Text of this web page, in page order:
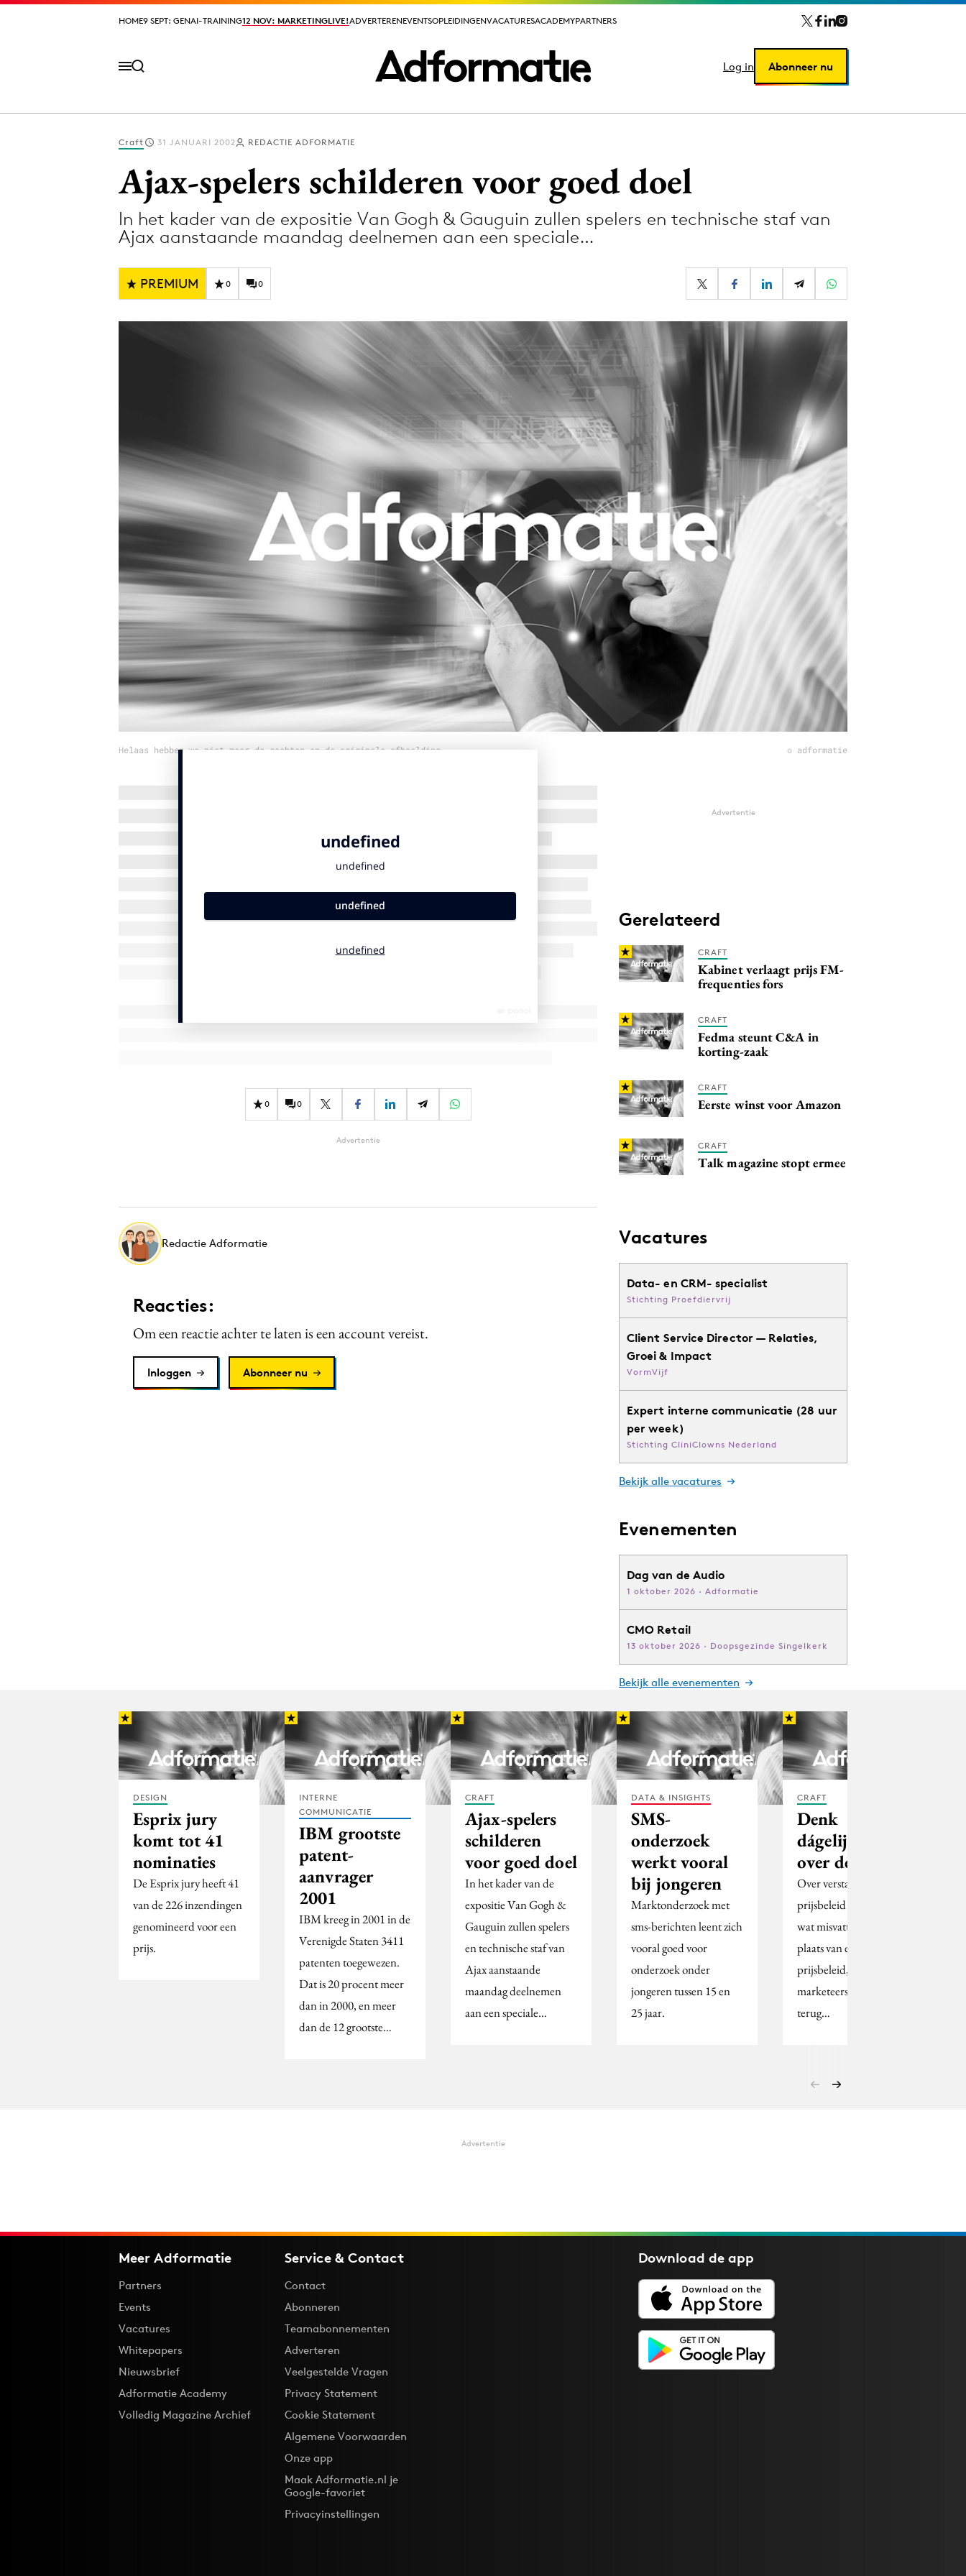
HOME9 SEPT: GENAI-TRAINING12 NOV: MARKETINGLIVE!ADVERTERENEVENTSOPLEIDINGENVACATURESACADEMYPARTNERS
Log in Abonneer nu
HOME9 SEPT: GENAI-TRAINING12 NOV: MARKETINGLIVE!ADVERTERENEVENTSOPLEIDINGENVACATURESACADEMYPARTNERS
Log in Abonneer nu
Digital transformation
Diversiteit
Effectiviteit
Influencer marketing
Interne communicatie
Programmatic
Purpose Marketing
Reputatie & crisis
Craft 31 JANUARI 2002 REDACTIE ADFORMATIE
Ajax-spelers schilderen voor goed doel
In het kader van de expositie Van Gogh & Gauguin zullen spelers en technische staf van
Ajax aanstaande maandag deelnemen aan een speciale…
PREMIUM 0 0
Helaas hebben we niet meer de rechten op de originele afbeelding © adformatie
0 0
Advertentie
Redactie Adformatie
Reacties:
Om een reactie achter te laten is een account vereist.
Inloggen Abonneer nu
Advertentie
Gerelateerd
CRAFT
Kabinet verlaagt prijs FM-
frequenties fors
CRAFT
Fedma steunt C&A in
korting-zaak
CRAFT
Eerste winst voor Amazon
CRAFT
Talk magazine stopt ermee
Vacatures
Data- en CRM- specialist
Stichting Proefdiervrij
Client Service Director — Relaties,
Groei & Impact
VormVijf
Expert interne communicatie (28 uur
per week)
Stichting CliniClowns Nederland
Bekijk alle vacatures
Evenementen
Dag van de Audio
1 oktober 2026 · Adformatie
CMO Retail
13 oktober 2026 · Doopsgezinde Singelkerk
Bekijk alle evenementen
DESIGN
Esprix jury
komt tot 41
nominaties
De Esprix jury heeft 41
van de 226 inzendingen
genomineerd voor een
prijs.
INTERNE
COMMUNICATIE
IBM grootste
patent-
aanvrager
2001
IBM kreeg in 2001 in de
Verenigde Staten 3411
patenten toegewezen.
Dat is 20 procent meer
dan in 2000, en meer
dan de 12 grootste…
CRAFT
Ajax-spelers
schilderen
voor goed doel
In het kader van de
expositie Van Gogh &
Gauguin zullen spelers
en technische staf van
Ajax aanstaande
maandag deelnemen
aan een speciale…
DATA & INSIGHTS
SMS-
onderzoek
werkt vooral
bij jongeren
Marktonderzoek met
sms-berichten leent zich
vooral goed voor
onderzoek onder
jongeren tussen 15 en
25 jaar.
CRAFT
Denk
dágelijks na
over de prijzen
Over verstandig
prijsbeleid bestaan heel
wat misvattingen. In
plaats van een proactief
prijsbeleid, vallen veel
marketeers nog steeds
terug…
Advertentie
Meer Adformatie
Partners
Events
Vacatures
Whitepapers
Nieuwsbrief
Adformatie Academy
Volledig Magazine Archief
Service & Contact
Contact
Abonneren
Teamabonnementen
Adverteren
Veelgestelde Vragen
Privacy Statement
Cookie Statement
Algemene Voorwaarden
Onze app
Maak Adformatie.nl je
Google-favoriet
Privacyinstellingen
Download deapp